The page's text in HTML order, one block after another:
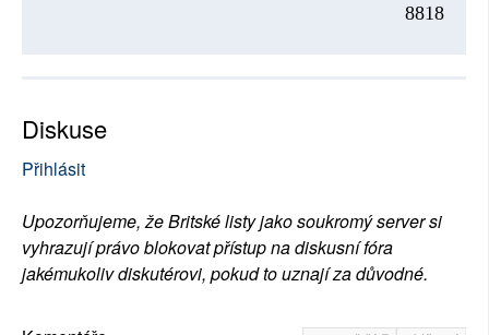
8818
Diskuse
Přihlásit
Upozorňujeme, že Britské listy jako soukromý server si
vyhrazují právo blokovat přístup na diskusní fóra
jakémukoliv diskutérovi, pokud to uznají za důvodné.